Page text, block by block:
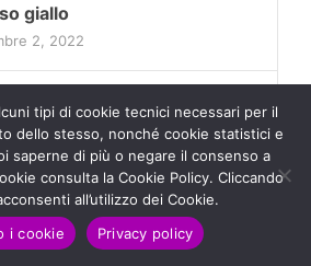
giallo
2, 2022
e come comprarle?
26, 2018
per voi: review shampoo
Fanola
tipi di cookie tecnici necessari per il
dello stesso, nonché cookie statistici e
saperne di più o negare il consenso a
consulta la Cookie Policy. Cliccando
all’utilizzo dei Cookie.
i cookie
Privacy policy